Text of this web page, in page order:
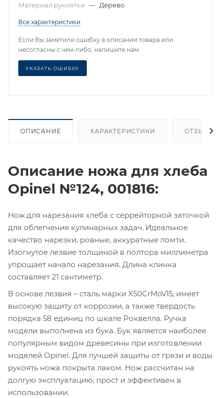
Материал рукоятки — Дерево
Все характеристики
Если Вы заметили ошибку в описании товара или
несогласны с чем-либо, напишите нам
УКАЗАТЬ ОШИБКУ
ОПИСАНИЕ ХАРАКТЕРИСТИКИ ОТЗЫВЫ
Описание ножа для хлеба
Opinel №124, 001816:
Нож для нарезания хлеба с серрейторной заточкой
для облегчения кулинарных задач. Идеальное
качество нарезки, ровные, аккуратные ломти.
Изогнутое лезвие толщиной в полтора миллиметра
упрощает начало нарезания. Длина клинка
составляет 21 сантиметр.
В основе лезвия – сталь марки X50CrMoV15, имеет
высокую защиту от коррозии, а также твердость
порядка 58 единиц по шкале Роквелла. Ручка
модели выполнена из бука. Бук является наиболее
популярным видом древесины при изготовлении
моделей Opinel. Для лучшей защиты от грязи и воды
рукоять ножа покрыта лаком. Нож рассчитан на
долгую эксплуатацию, прост и эффективен в
использовании.